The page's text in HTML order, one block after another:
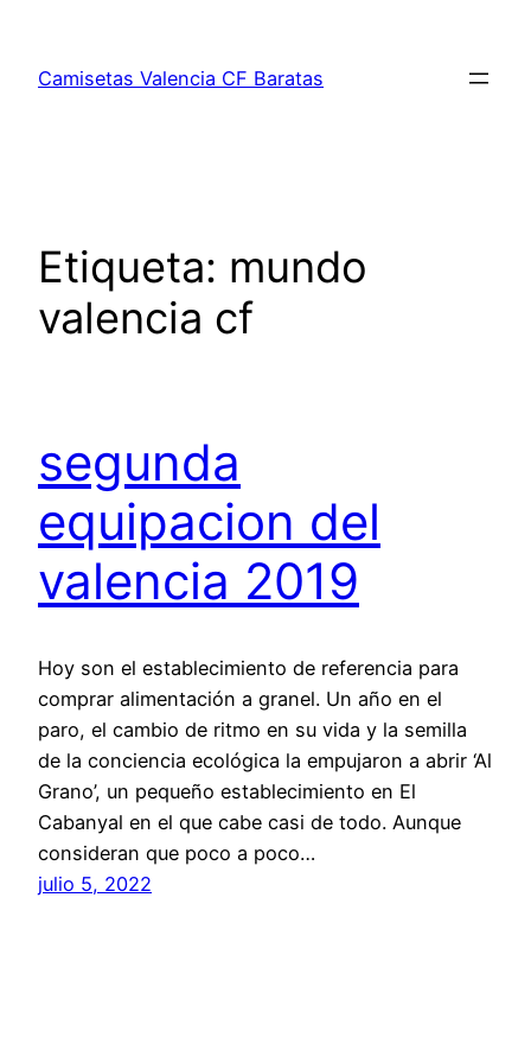
contenido
Camisetas Valencia CF Baratas
Etiqueta: mundo
valencia cf
segunda
equipacion del
valencia 2019
Hoy son el establecimiento de referencia para
comprar alimentación a granel. Un año en el
paro, el cambio de ritmo en su vida y la semilla
de la conciencia ecológica la empujaron a abrir ‘Al
Grano’, un pequeño establecimiento en El
Cabanyal en el que cabe casi de todo. Aunque
consideran que poco a poco…
julio 5, 2022